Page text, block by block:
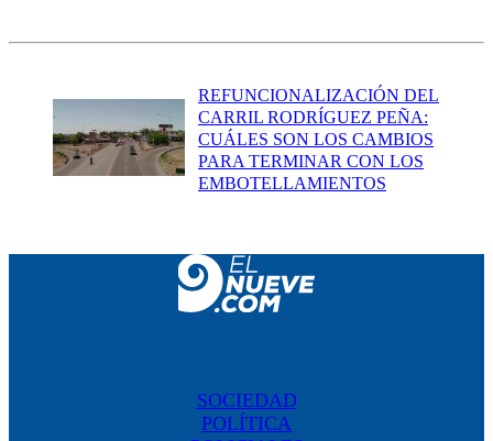
REFUNCIONALIZACIÓN DEL
CARRIL RODRÍGUEZ PEÑA:
CUÁLES SON LOS CAMBIOS
PARA TERMINAR CON LOS
EMBOTELLAMIENTOS
SOCIEDAD
POLÍTICA